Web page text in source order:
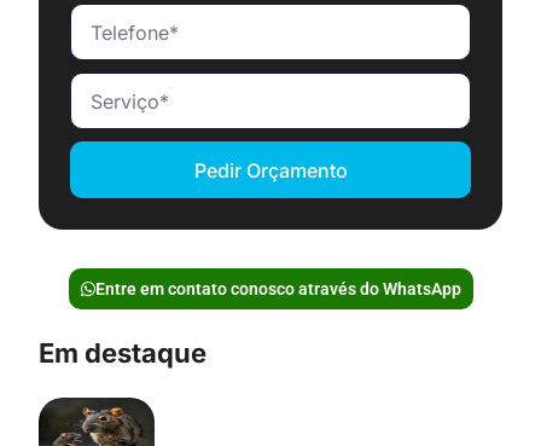
Pedir Orçamento
Entre em contato conosco através do WhatsApp
Em destaque